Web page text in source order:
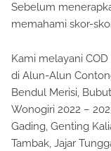
Sebelum
memahami skor-
Kami melayani
di Alun-Alun
Bendul Merisi,
Wonogiri 2022 –
Gading, Genting
Tambak, Jajar